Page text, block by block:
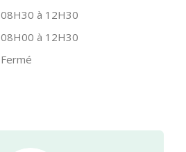
08H30 à 12H30
08H00 à 12H30
Fermé